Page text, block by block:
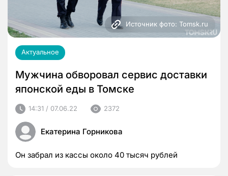
Источник фото: Tomsk.ru
Актуальное
Мужчина обворовал сервис доставки
японской еды в Томске
14:31 / 07.06.22 2372
Екатерина Горникова
Он забрал из кассы около 40 тысяч рублей